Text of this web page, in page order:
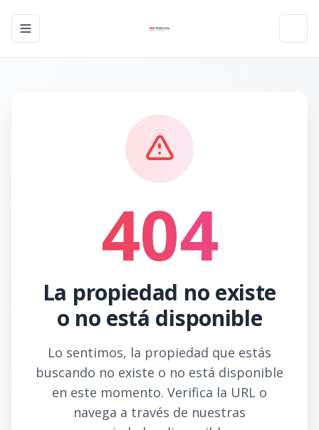
Toggle navigation menu
404
La propiedad no existe
o no está disponible
Lo sentimos, la propiedad que estás
buscando no existe o no está disponible
en este momento. Verifica la URL o
navega a través de nuestras